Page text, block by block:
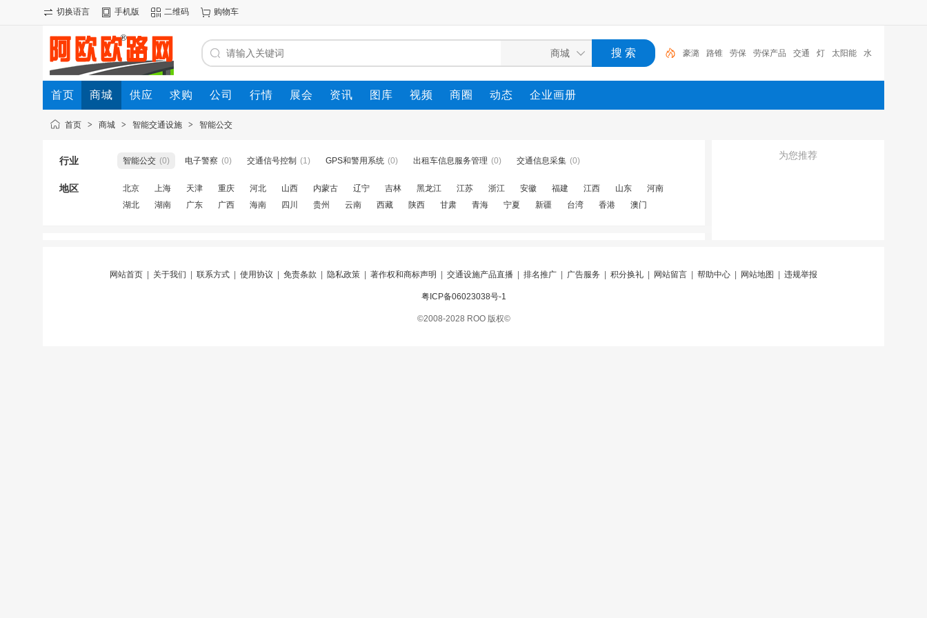
切换语言 手机版 二维码 购物车
豪潞 路锥 劳保 劳保产品 交通 灯 太阳能 水
马 消防 反光衣
首页 商城 供应 求购 公司 行情 展会 资讯 图库 视频 商圈 动态 企业画册
首页 > 商城 > 智能交通设施 > 智能公交
行业 智能公交 (0) 电子警察 (0) 交通信号控制 (1) GPS和警用系统 (0) 出租车信息服务管理 (0) 交通信息采集 (0)
地区 北京 上海 天津 重庆 河北 山西 内蒙古 辽宁 吉林 黑龙江 江苏 浙江 安徽 福建 江西 山东
河南
湖北
湖南 广东 广西 海南 四川 贵州 云南 西藏 陕西 甘肃 青海 宁夏 新疆 台湾 香港 澳门
为您推荐
网站首页 关于我们 联系方式 使用协议 免责条款 隐私政策 著作权和商标声明 交通设施产品直播 排名推广 广告服务 积分换礼 网站留言 帮助中心 网站地图 违规举报
粤ICP备06023038号-1
©2008-2028 ROO 版权©